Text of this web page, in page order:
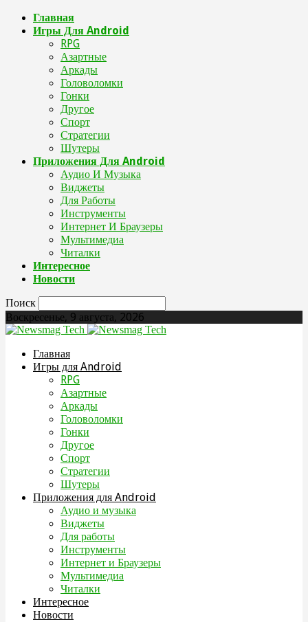
Главная
Игры Для Android
RPG
Азартные
Аркады
Головоломки
Гонки
Другое
Спорт
Стратегии
Шутеры
Приложения Для Android
Аудио И Музыка
Виджеты
Для Работы
Инструменты
Интернет И Браузеры
Мультимедиа
Читалки
Интересное
Новости
Поиск
Воскресенье, 9 августа, 2026
Главная
Игры для Android
RPG
Азартные
Аркады
Головоломки
Гонки
Другое
Спорт
Стратегии
Шутеры
Приложения для Android
Аудио и музыка
Виджеты
Для работы
Инструменты
Интернет и Браузеры
Мультимедиа
Читалки
Интересное
Новости